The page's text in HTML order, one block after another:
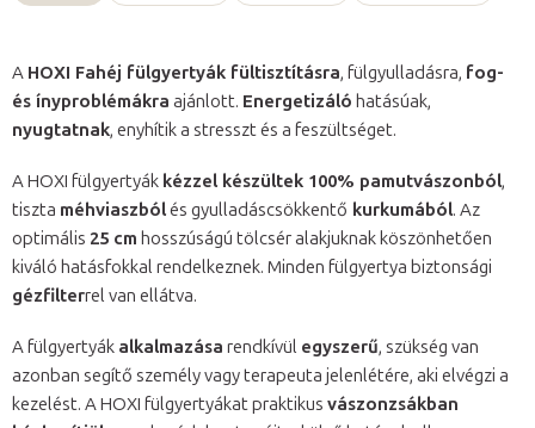
A HOXI Fahéj fülgyertyák fültisztításra, fülgyulladásra, fog-
és ínyproblémákra ajánlott. Energetizáló hatásúak,
nyugtatnak, enyhítik a stresszt és a feszültséget.
A HOXI fülgyertyák kézzel készültek 100% pamutvászonból,
tiszta méhviaszbólés gyulladáscsökkentő kurkumából. Az
optimális 25 cm hosszúságú tölcsér alakjuknak köszönhetően
kiváló hatásfokkal rendelkeznek. Minden fülgyertya biztonsági
gézfilterrel van ellátva.
A fülgyertyák alkalmazása rendkívül egyszerű, szükség van
azonban segítő személy vagy terapeuta jelenlétére, aki elvégzi a
kezelést. A HOXI fülgyertyákat praktikus vászonzsákban